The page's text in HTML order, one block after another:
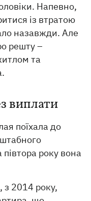
Напевно,
із втратою
назавжди. Але
решту –
та
виплати
поїхала до
півтора року вона
з 2014 року,